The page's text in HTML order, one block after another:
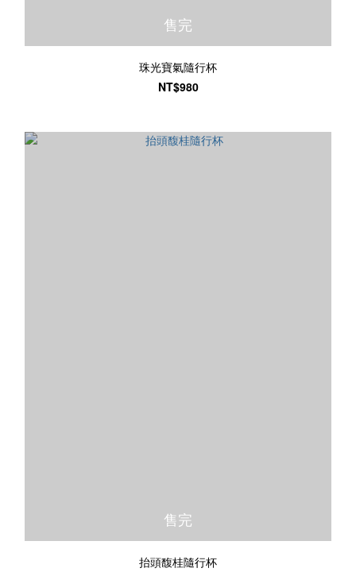
售完
珠光寶氣隨行杯
NT$980
售完
抬頭馥桂隨行杯